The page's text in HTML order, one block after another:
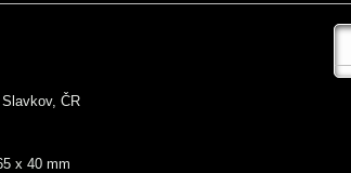
ČR
x 40 mm